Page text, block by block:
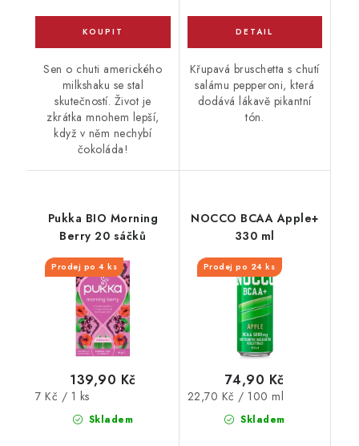
Sen o chuti amerického
milkshaku se stal
skutečností. Život je
zkrátka mnohem lepší,
když v něm nechybí
čokoláda!
Křupavá bruschetta s chutí
salámu pepperoni, která
dodává lákavě pikantní
tón.
Pukka BIO Morning
Berry 20 sáčků
Prodej po 4 ks
Skladem
139,90 Kč
Měrná
7 Kč / 1 ks
NOCCO BCAA Apple+
330 ml
Prodej po 24 ks
Skladem
74,90 Kč
Měrná
22,70 Kč / 100 ml